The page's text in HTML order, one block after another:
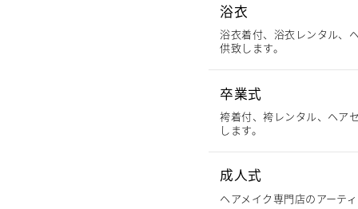
浴衣
浴衣着付、浴衣レンタル、
供致します。
卒業式
袴着付、袴レンタル、ヘア
します。
成人式
ヘアメイク専門店のアーテ